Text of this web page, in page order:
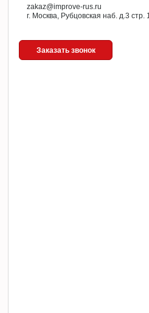
zakaz@improve-rus.ru
г. Москва, Рубцовская наб. д.3 стр. 1
Заказать звонок